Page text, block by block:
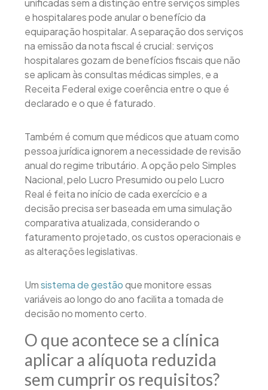
unificadas sem a distinção entre serviços simples
e hospitalares pode anular o benefício da
equiparação hospitalar. A separação dos serviços
na emissão da nota fiscal é crucial: serviços
hospitalares gozam de benefícios fiscais que não
se aplicam às consultas médicas simples, e a
Receita Federal exige coerência entre o que é
declarado e o que é faturado.
Também é comum que médicos que atuam como
pessoa jurídica ignorem a necessidade de revisão
anual do regime tributário. A opção pelo Simples
Nacional, pelo Lucro Presumido ou pelo Lucro
Real é feita no início de cada exercício e a
decisão precisa ser baseada em uma simulação
comparativa atualizada, considerando o
faturamento projetado, os custos operacionais e
as alterações legislativas.
Umsistema de gestãoque monitore essas
variáveis ao longo do ano facilita a tomada de
decisão no momento certo.
O que acontece se a clínica
aplicar a alíquota reduzida
sem cumprir os requisitos?